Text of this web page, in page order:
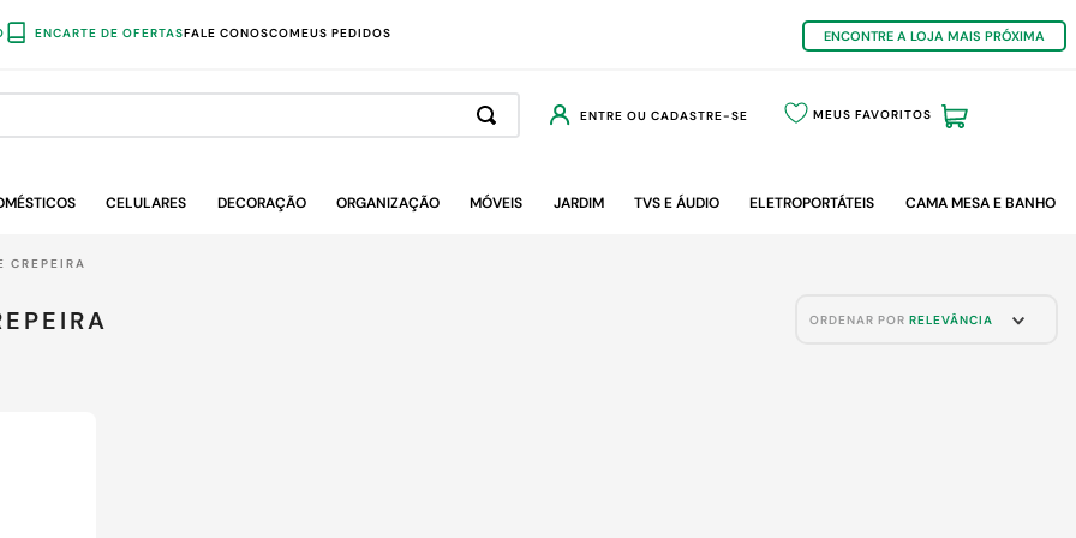
ENCARTE DE OFERTASFALE CONOSCOMEUS PEDIDOS ENCONTRE A LOJA MAIS PRÓXIMA
ENTRE OU CADASTRE-SE MEUS FAVORITOS
CELULARES DECORAÇÃO ORGANIZAÇÃO MÓVEIS JARDIM TVS E ÁUDIO ELETROPORTÁTEIS CAMA MESA E BANHO
CREPEIRA
ORDENAR POR RELEVÂNCIA